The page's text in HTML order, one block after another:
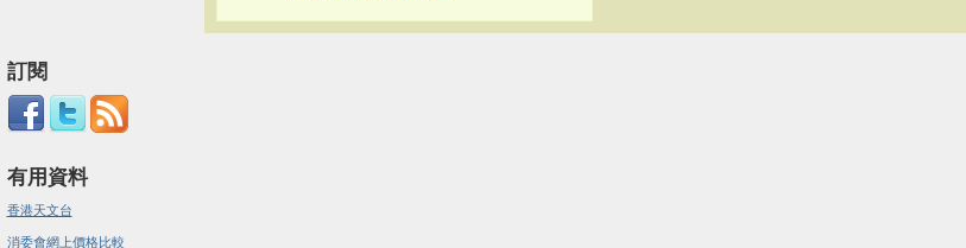
訂閱
有用資料
香港天文台
消委會網上價格比較